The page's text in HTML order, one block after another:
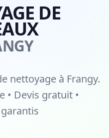
DE
nettoyage à Frangy.
• Devis gratuit •